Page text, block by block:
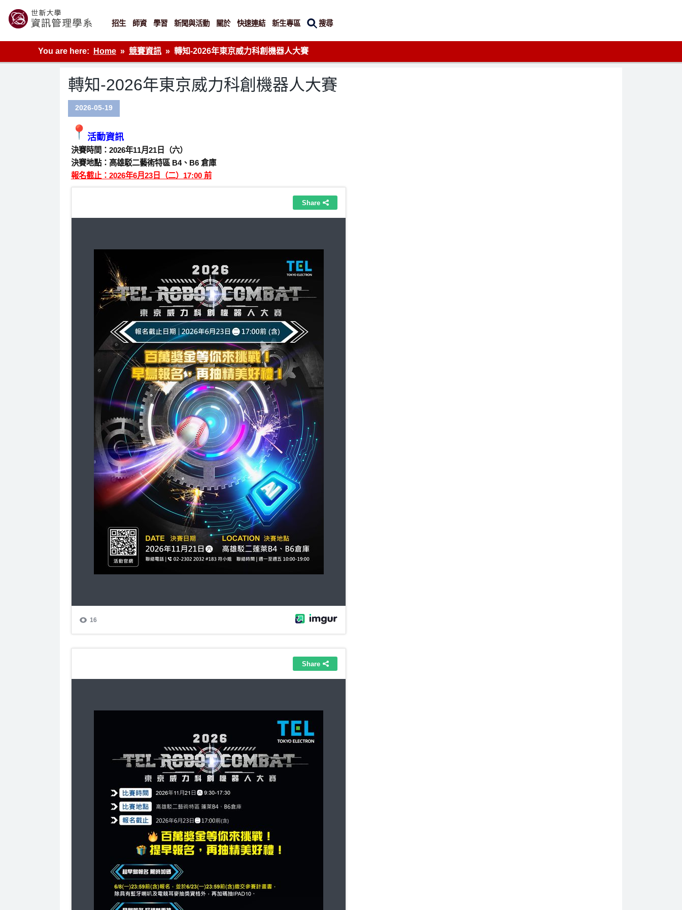
content
世新大學資管系網站
招生 師資 學習 新聞與活動 關於 快速連結 新生專區 搜尋
You are here: Home 競賽資訊 轉知-2026年東京威力科創機器人大賽
轉知-2026年東京威力科創機器人大賽
2026-05-19
活動資訊
決賽時間：2026年11月21日（六）
決賽地點：高雄駁二藝術特區 B4、B6 倉庫
報名截止：2026年6月23日（二）17:00 前